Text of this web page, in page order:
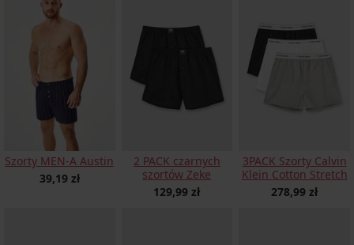
Szorty MEN-A Austin
39,19 zł
2 PACK czarnych
szortów Zeke
129,99 zł
3PACK Szorty Calvin
Klein Cotton Stretch
278,99 zł